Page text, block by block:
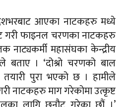
आएका नाटकहरु मध्ये
गरी फाइनल चरणका नाटकहरु
महासंघका केन्द्रीय
बताए । ‘दोश्रो चरणको बाल
पुरा भएको छ । हामीले
नाटकहरु माग गरेकोमा उत्कृष्ट